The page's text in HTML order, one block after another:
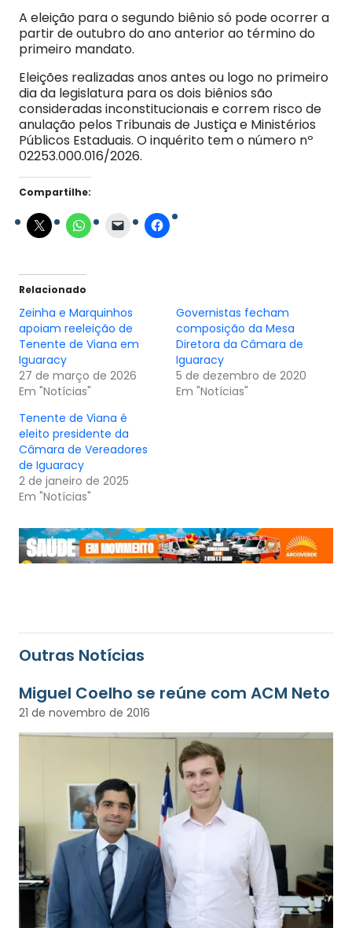
A eleição para o segundo biênio só pode ocorrer a
partir de outubro do ano anterior ao término do
primeiro mandato.
Eleições realizadas anos antes ou logo no primeiro
dia da legislatura para os dois biênios são
consideradas inconstitucionais e correm risco de
anulação pelos Tribunais de Justiça e Ministérios
Públicos Estaduais. O inquérito tem o número nº
02253.000.016/2026.
Compartilhe:
Relacionado
Zeinha e Marquinhos
apoiam reeleição de
Tenente de Viana em
Iguaracy
27 de março de 2026
Em "Notícias"
Governistas fecham
composição da Mesa
Diretora da Câmara de
Iguaracy
5 de dezembro de 2020
Em "Notícias"
Tenente de Viana é
eleito presidente da
Câmara de Vereadores
de Iguaracy
2 de janeiro de 2025
Em "Notícias"
Outras Notícias
Miguel Coelho se reúne com ACM Neto
21 de novembro de 2016